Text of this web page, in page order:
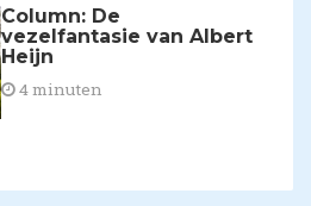
Column: De
vezelfantasie van Albert
Heijn
4 minuten